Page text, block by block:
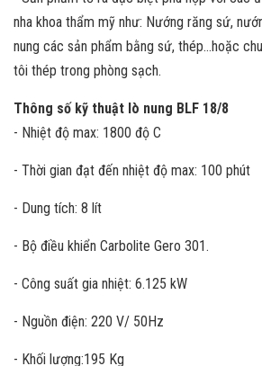
nha khoa thẩm mỹ như: Nướng răng sứ,
nung các sản phẩm bằng sứ, thép...hoặc
tôi thép trong phòng sạch.
Thông số kỹ thuật lò nung BLF 18/8
- Nhiệt độ max: 1800 độ C
- Thời gian đạt đến nhiệt độ max: 100 phút
- Dung tích: 8 lít
- Bộ điều khiển Carbolite Gero 301.
- Công suất gia nhiệt: 6.125 kW
- Nguồn điện: 220 V/ 50Hz
- Khối lượng:195 Kg